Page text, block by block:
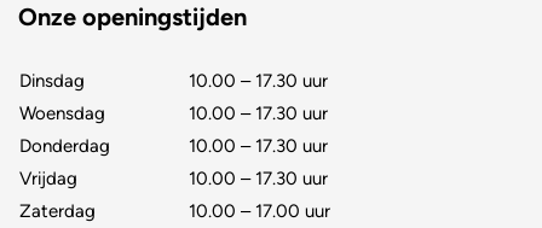
Onze openingstijden
Dinsdag
10.00 – 17.30 uur
Woensdag
10.00 – 17.30 uur
Donderdag
10.00 – 17.30 uur
Vrijdag
10.00 – 17.30 uur
Zaterdag
10.00 – 17.00 uur